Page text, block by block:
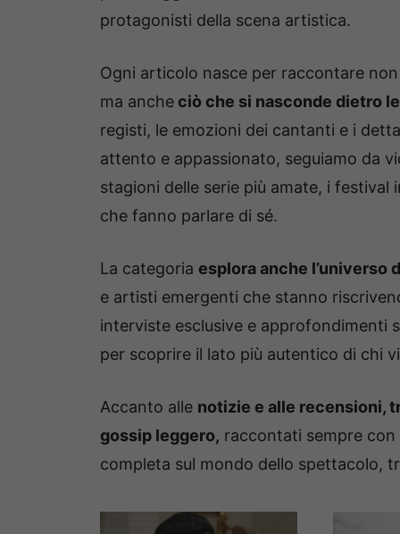
protagonisti della scena artistica.
Ogni articolo nasce per raccontare
ma anche ciò che si nasconde dietro
registi, le emozioni dei cantanti e i
attento e appassionato, seguiamo da
stagioni delle serie più amate, i
che fanno parlare di sé.
La categoria esplora anche l’universo
e artisti emergenti che stanno
interviste esclusive e approfondimenti
per scoprire il lato più autentico di chi
Accanto alle notizie e alle recensioni,
gossip leggero, raccontati sempre con
completa sul mondo dello spettacolo,